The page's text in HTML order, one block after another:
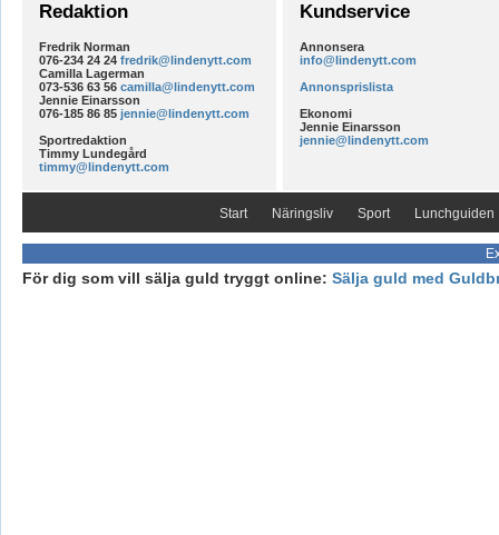
Redaktion
Fredrik Norman
076-234 24 24 fredrik@lindenytt.com
Camilla Lagerman
073-536 63 56 camilla@lindenytt.com
Jennie Einarsson
076-185 86 85 jennie@lindenytt.com
Sportredaktion
Timmy Lundegård
timmy@lindenytt.com
Kundservice
Annonsera
info@lindenytt.com
Annonsprislista
Ekonomi
Jennie Einarsson
jennie@lindenytt.com
Start Näringsliv Sport Lunchguiden
För dig som vill sälja guld tryggt online: Sälja guld med